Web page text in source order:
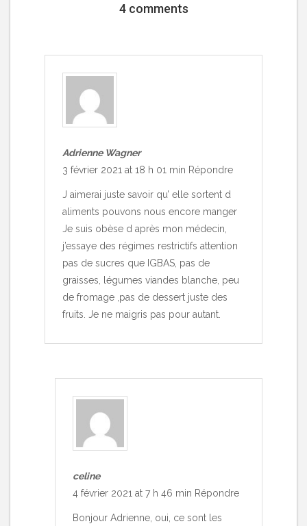
4 comments
Adrienne Wagner
3 février 2021 at 18 h 01 min Répondre
J aimerai juste savoir qu’ elle sortent d
aliments pouvons nous encore manger
Je suis obèse d après mon médecin,
j’essaye des régimes restrictifs attention
pas de sucres que IGBAS, pas de
graisses, légumes viandes blanche, peu
de fromage ,pas de dessert juste des
fruits. Je ne maigris pas pour autant.
celine
4 février 2021 at 7 h 46 min Répondre
Bonjour Adrienne, oui, ce sont les